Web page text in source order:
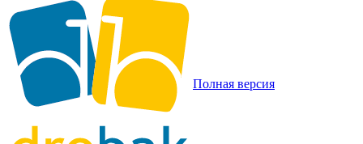
Полная версия